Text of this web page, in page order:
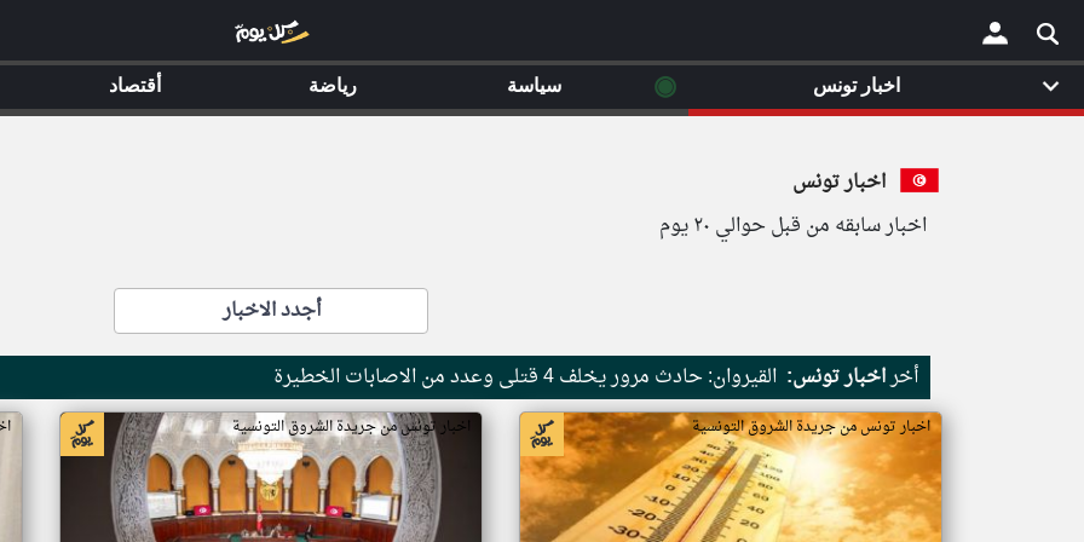
×
اخبار تونس
اخبار سابقه من قبل حوالي ٢٠ يوم
أجدد الاخبار
أخراخبار تونس: القيروان: حادث مرور يخلف 4 قتلى وعدد من الاصابات الخطيرة
اخبار تونس من جريدة الشروق التونسية اخبار تونس من جريدة الشروق التونسية
اخبار تونس ◉ سياسة رياضة أقتصاد